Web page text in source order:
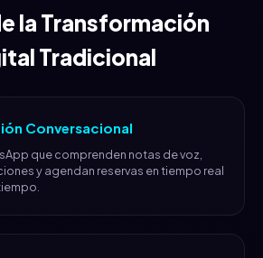
la Transformación
Tradicional
Conversacional
que comprenden notas de voz,
y agendan reservas en tiempo real